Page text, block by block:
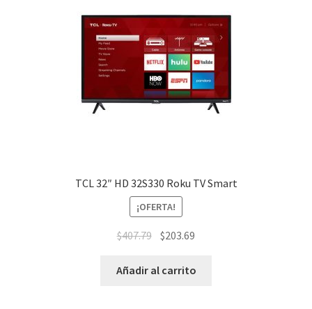
TCL 32″ HD 32S330 Roku TV Smart
¡OFERTA!
$407.79 $203.69
Añadir al carrito